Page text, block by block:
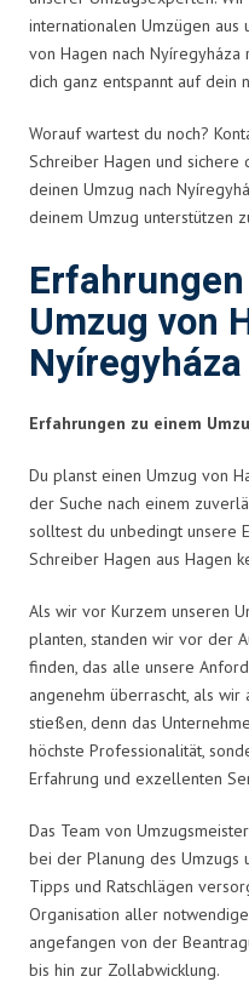
internationalen Umzügen aus
von Hagen nach Nyíregyháza
dich ganz entspannt auf dein
Worauf wartest du noch?
Schreiber Hagen und
deinen Umzug nach
deinem Umzug unterstützen
Umzug von
Nyíregyháza
Erfahrungen zu einem
Du planst einen Umzug von
der Suche nach einem
solltest du unbedingt unsere
Schreiber Hagen aus Hagen
Als wir vor Kurzem unseren
planten, standen wir vor der
finden, das alle unsere
angenehm überrascht, als
stießen, denn das
höchste Professionalität,
Erfahrung und exzellenten
Das Team von
bei der Planung des Umzugs
Tipps und Ratschlägen
Organisation aller
angefangen von der
bis hin zur Zollabwicklung.